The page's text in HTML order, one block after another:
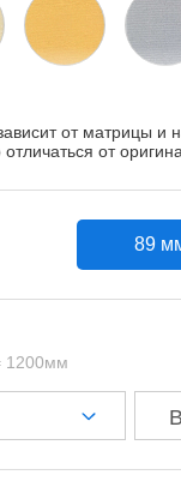
от матрицы и
от
89
1200мм